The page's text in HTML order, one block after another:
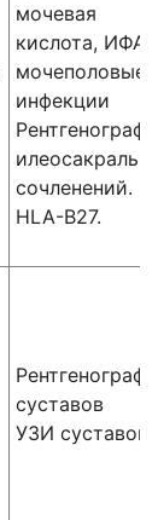
мочевая
кислота, ИФА
мочеполовые
инфекции
сочленений.
HLA-В27.
суставов
УЗИ суставов